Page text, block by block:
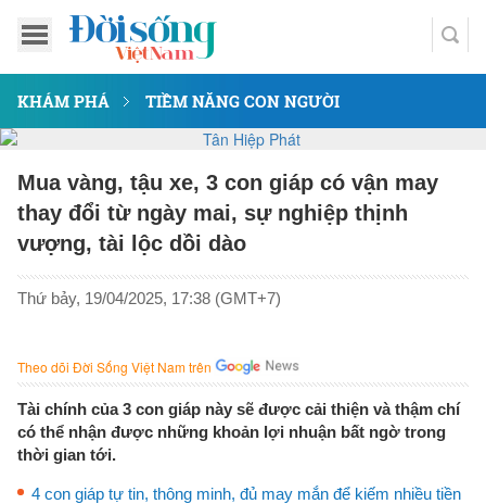
KHÁM PHÁ TIỀM NĂNG CON NGƯỜI
Mua vàng, tậu xe, 3 con giáp có vận may
thay đổi từ ngày mai, sự nghiệp thịnh
vượng, tài lộc dồi dào
Thứ bảy, 19/04/2025, 17:38 (GMT+7)
Theo dõi Đời Sống Việt Nam trên
Tài chính của 3 con giáp này sẽ được cải thiện và thậm chí
có thể nhận được những khoản lợi nhuận bất ngờ trong
thời gian tới.
4 con giáp tự tin, thông minh, đủ may mắn để kiếm nhiều tiền